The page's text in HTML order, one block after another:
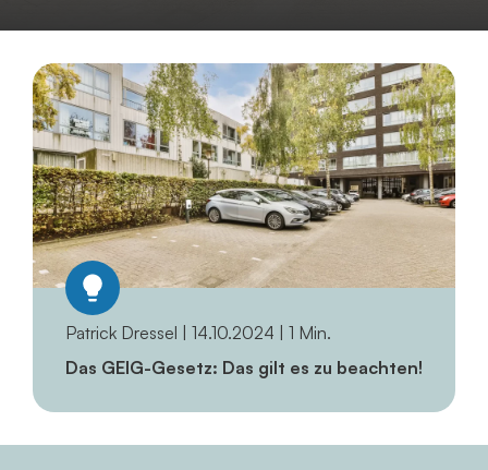
Patrick Dressel | 14.10.2024 | 1 Min.
Das GEIG-Gesetz: Das gilt es zu beachten!